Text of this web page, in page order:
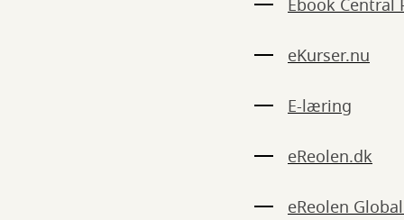
Ebook Central
eKurser.nu
E-læring
eReolen.dk
eReolen